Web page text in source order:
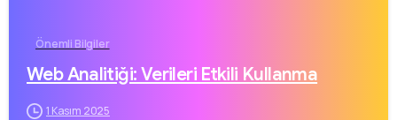
Önemli Bilgiler
Web Analitiği: Verileri Etkili Kullanma
1 Kasım 2025